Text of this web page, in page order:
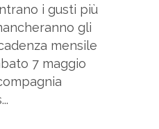
i gusti più
gli
mensile
7 maggio